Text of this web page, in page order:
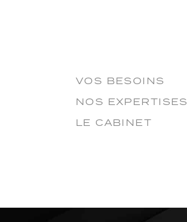
VOS BESOINS
NOS EXPERTISES
LE CABINET